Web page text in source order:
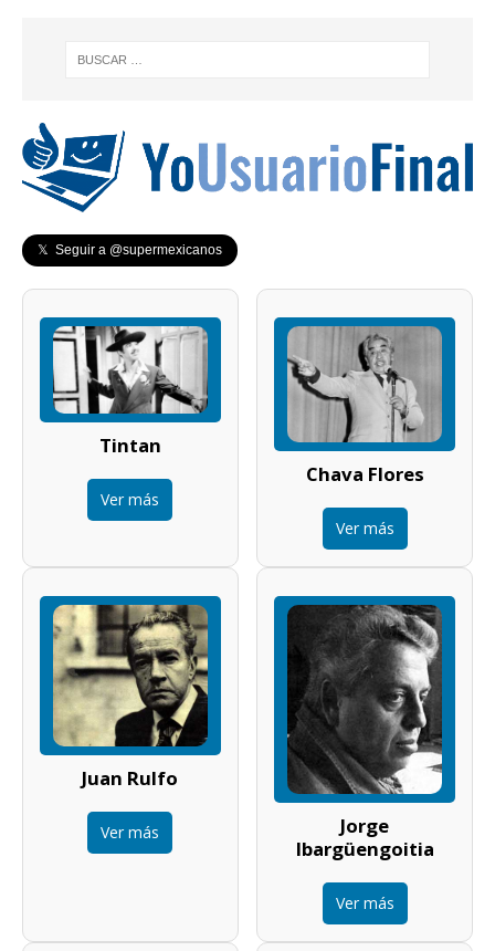
𝕏 Seguir a @supermexicanos
Tintan
Ver más
Chava Flores
Ver más
Juan Rulfo
Ver más
Jorge
Ibargüengoitia
Ver más